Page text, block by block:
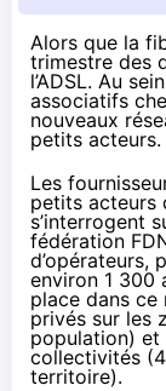
Alors que la
trimestre des
l’ADSL. Au
associatifs
nouveaux
petits acteurs.
Les
petits acteurs
s’interrogent
fédération
d’opérateurs,
environ 1 300
place dans ce
privés sur les
population) et
collectivités
territoire).